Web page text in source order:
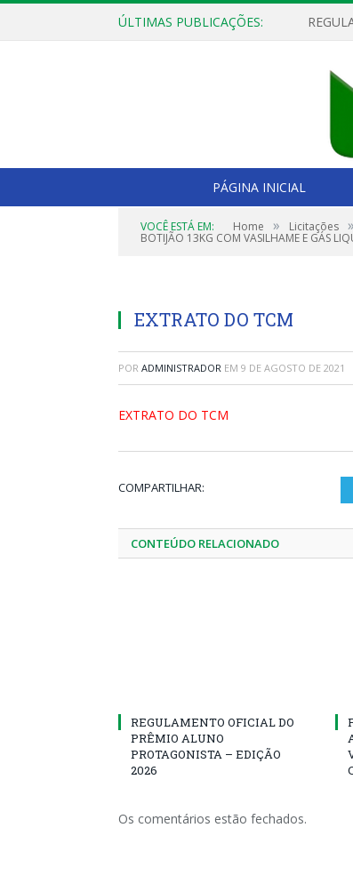
ÚLTIMAS PUBLICAÇÕES:
PÁGINA INICIAL
VOCÊ ESTÁ EM: Home » Licitações »
BOTIJÃO 13KG COM VASILHAME E GÁS
EXTRATO DO TCM
POR ADMINISTRADOR EM 9 DE AGOSTO DE 2021
EXTRATO DO TCM
COMPARTILHAR:
CONTEÚDO RELACIONADO
REGULAMENTO OFICIAL DO
PRÊMIO ALUNO
PROTAGONISTA – EDIÇÃO
2026
Os comentários estão fechados.